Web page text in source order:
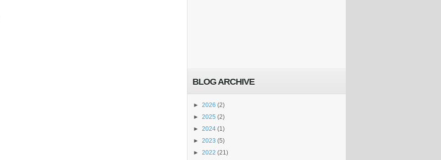
BLOG ARCHIVE
► 2026 (2)
► 2025 (2)
► 2024 (1)
► 2023 (5)
► 2022 (21)